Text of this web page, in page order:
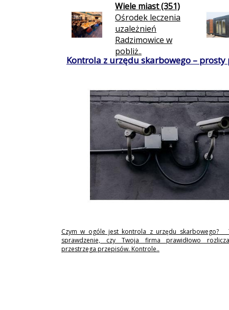
Wiele miast (351)
Ośrodek leczenia
uzależnień
Radzimowice w
pobliż..
Kontrola z urzędu skarbowego –
Czym w ogóle jest kontrola z urzędu skarbowego?
sprawdzenie, czy Twoja firma prawidłowo
przestrzega przepisów. Kontrole..